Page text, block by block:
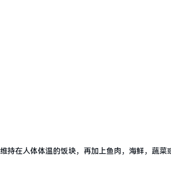
持在人体体温的饭块，再加上鱼肉，海鲜，蔬菜